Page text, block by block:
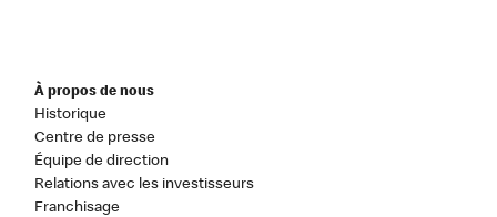
À propos de nous
Historique
Centre de presse
Équipe de direction
Relations avec les investisseurs
Franchisage